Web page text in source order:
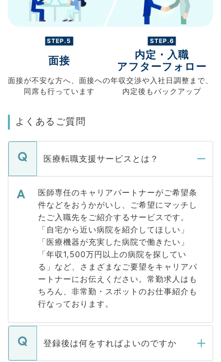
STEP.5
面接
面接が不安な方へ、 面接への
同席も行っています
STEP.6
内定・入職
アフターフォロー
年収交渉や入社日調整まで、
内定後もバックアップ
よくあるご質問
医療転職支援サービスとは？
医師専任のキャリアパートナーがご希望条
件などをおうかがいし、ご希望にマッチし
たご入職先をご紹介するサービスです。
「自宅から近い病院を紹介してほしい」
「医療機器が充実した病院で働きたい」
「年収1,500万円以上の病院を探してい
る」など、さまざまなご要望をキャリアパ
ートナーにお伝えください。常勤求人はも
ちろん、非常勤・スポットのお仕事紹介も
行なっております。
登録後は何をすればよいのですか